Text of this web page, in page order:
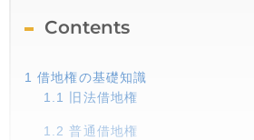
Contents
1 借地権の基礎知識
1.1
旧法借地権
1.2 普通借地権